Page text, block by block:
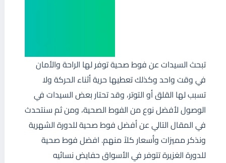
تبحث السيدات عن فوط صحية توفر لها الراحة والأمان
في وقت واحد وكذلك تعطيها حرية أثناء الحركة ولا
تسبب لها القلق أو التوتر، وقد تحتار بعض السيدات في
الوصول لأفضل نوع من الفوط الصحية، ومن ثم سنتحدث
في المقال التالي عن أفضل فوط صحية للدورة الشهرية
ونذكر مميزات وأسعار كلاً منهم. افضل فوط صحية
للدورة الغزيرة تتوفر في الأسواق حفايض نسائيه